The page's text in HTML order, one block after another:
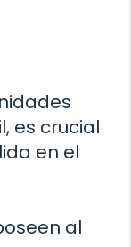
es crucial
en el
al